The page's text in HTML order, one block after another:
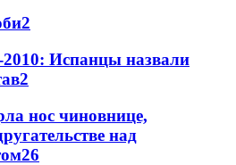
2
Испанцы назвали
2
нос чиновнице,
над
26